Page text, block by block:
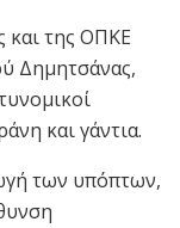
και της ΟΠΚΕ
Δημητσάνας,
και γάντια.
των υπόπτων,